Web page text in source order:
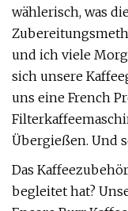
wählerisch, was
und ich viele
sich unsere
uns eine French
Übergießen. Und
Das
begleitet hat?